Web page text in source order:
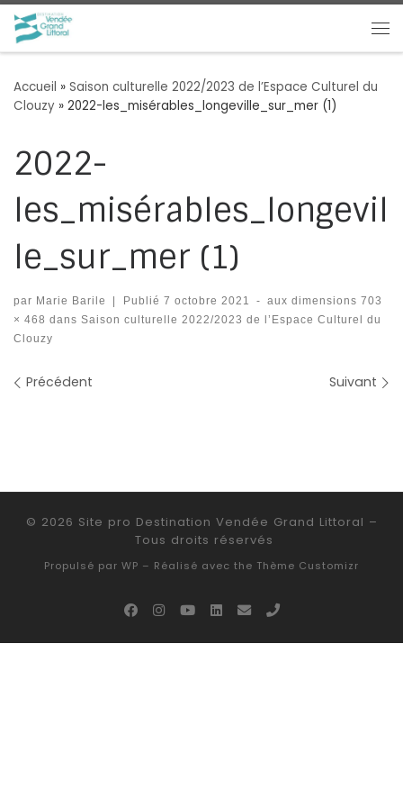
Passer au contenu
Accueil » Saison culturelle 2022/2023 de l’Espace Culturel du
Clouzy » 2022-les_misérables_longeville_sur_mer (1)
2022-
les_misérables_longevil
le_sur_mer (1)
par Marie Barile | Publié 7 octobre 2021 - aux dimensions 703
× 468 dans Saison culturelle 2022/2023 de l’Espace Culturel du
Clouzy
Navigation des images
Précédent Suivant
© 2026 Site pro Destination Vendée Grand Littoral –
Tous droits réservés
Propulsé par WP – Réalisé avec the Thème Customizr